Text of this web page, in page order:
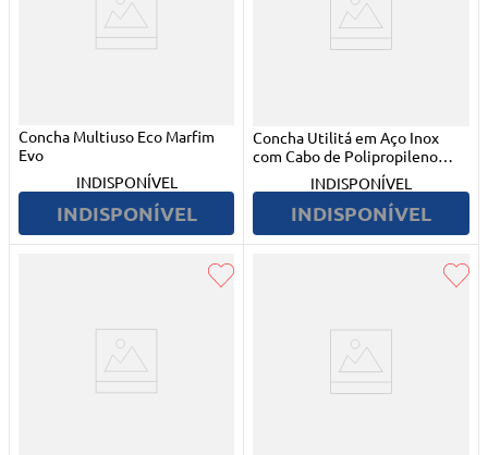
Concha Multiuso Eco Marfim
Evo
INDISPONÍVEL
INDISPONÍVEL
Concha Utilitá em Aço Inox
com Cabo de Polipropileno
Preto 256553/100 Tramontina
INDISPONÍVEL
INDISPONÍVEL